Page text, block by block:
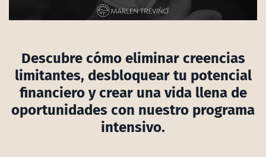
Descubre cómo eliminar creencias
limitantes, desbloquear tu potencial
financiero y crear una vida llena de
oportunidades con nuestro programa
intensivo.